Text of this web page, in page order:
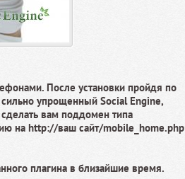
После установки пройдя по
упрощенный Social Engine,
вам поддомен типа
на http://ваш сайт/mobile_home.php
плагина в близайшие время.